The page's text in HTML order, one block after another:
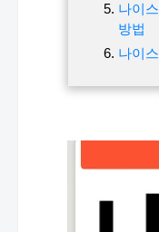
나이
방법
나이